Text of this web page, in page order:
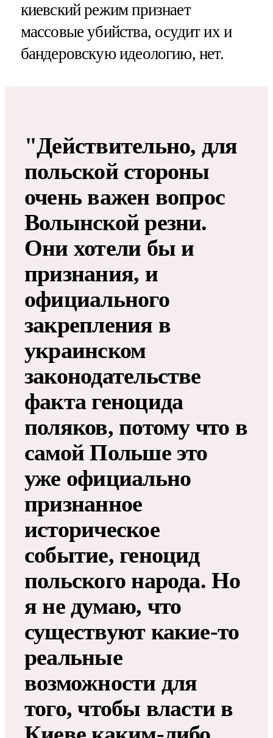
киевский режим признает
массовые убийства, осудит их и
бандеровскую идеологию, нет.
"Действительно, для
польской стороны
очень важен вопрос
Волынской резни.
Они хотели бы и
признания, и
официального
закрепления в
украинском
законодательстве
факта геноцида
поляков, потому что в
самой Польше это
уже официально
признанное
историческое
событие, геноцид
польского народа. Но
я не думаю, что
существуют какие-то
реальные
возможности для
того, чтобы власти в